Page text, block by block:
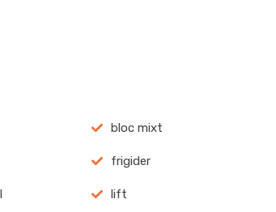
bloc mixt
frigider
lift